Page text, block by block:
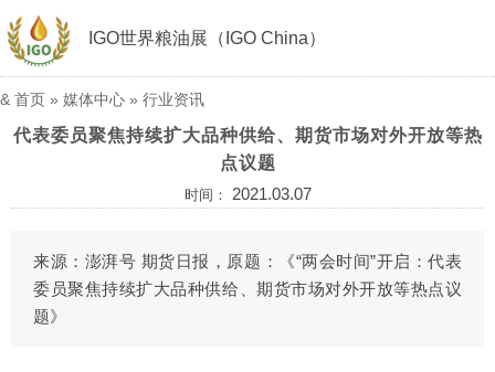
IGO世界粮油展（IGO China）
& 首页 » 媒体中心 » 行业资讯
代表委员聚焦持续扩大品种供给、期货市场对外开放等热
点议题
时间： 2021.03.07
来源： 澎湃号 期货日报 ，原题：《“两会时间”开启：代表
委员聚焦持续扩大品种供给、期货市场对外开放等热点议
题》